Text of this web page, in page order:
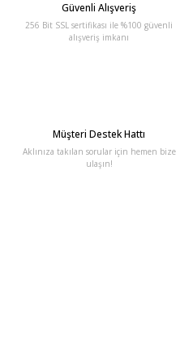
Güvenli Alışveriş
256 Bit SSL sertifikası ile %100 güvenli
alışveriş imkanı
Müşteri Destek Hattı
Aklınıza takılan sorular için hemen bize
ulaşın!